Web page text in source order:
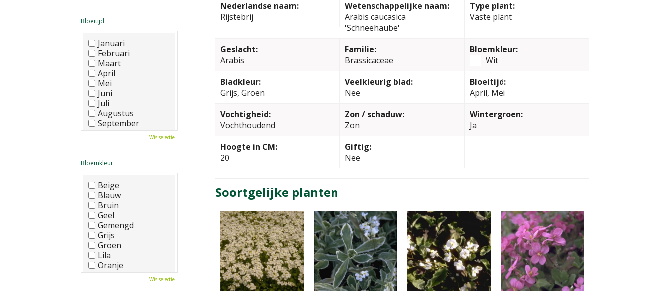
Nederlandse naam:
Rijstebrij
Wetenschappelijke naam:
Arabis caucasica
'Schneehaube'
Type plant:
Vaste plant
Geslacht:
Arabis
Familie:
Brassicaceae
Bloemkleur:
Wit
Bladkleur:
Grijs, Groen
Veelkleurig blad:
Nee
Bloeitijd:
April, Mei
Vochtigheid:
Vochthoudend
Zon / schaduw:
Zon
Wintergroen:
Ja
Hoogte in CM:
20
Giftig:
Nee
Soortgelijke planten
Bloeitijd:
Januari
Februari
Maart
April
Mei
Juni
Juli
Augustus
September
Oktober
Wis selectie
Bloemkleur:
Beige
Blauw
Bruin
Geel
Gemengd
Grijs
Groen
Lila
Oranje
Paars
Wis selectie